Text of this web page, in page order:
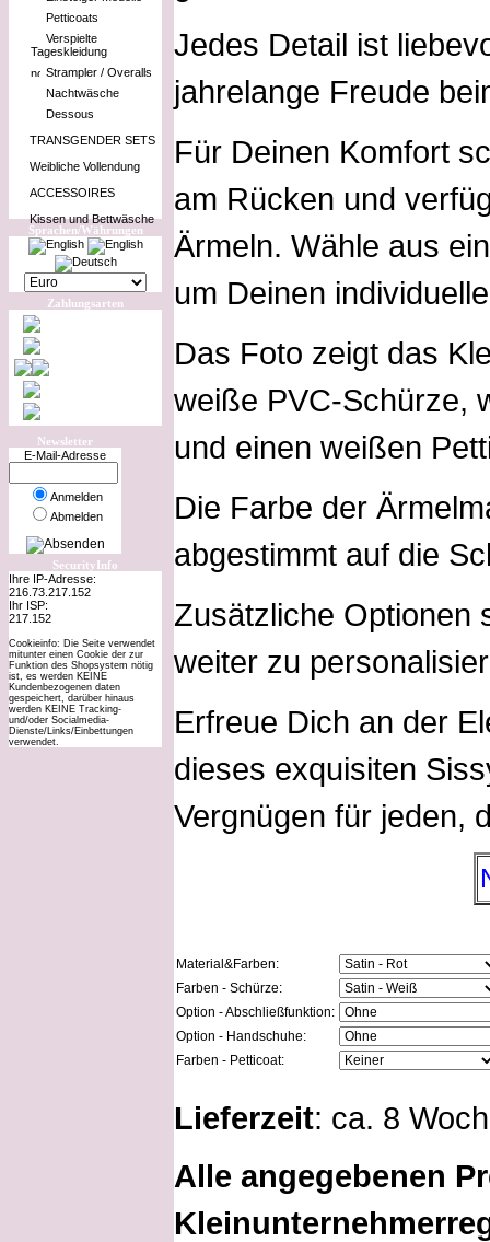
Petticoats
Verspielte
Tageskleidung
Strampler / Overalls
Nachtwäsche
Dessous
TRANSGENDER SETS
Weibliche Vollendung
ACCESSOIRES
Kissen und Bettwäsche
Sprachen/Währungen
Zahlungsarten
Newsletter
E-Mail-Adresse
Anmelden
Abmelden
SecurityInfo
Ihre IP-Adresse:
216.73.217.152
Ihr ISP:
217.152
Cookieinfo: Die Seite verwendet
mitunter einen Cookie der zur
Funktion des Shopsystem nötig
ist, es werden KEINE
Kundenbezogenen daten
gespeichert, darüber hinaus
werden KEINE Tracking-
und/oder Socialmedia-
Dienste/Links/Einbettungen
verwendet.
Jedes Detail ist
jahrelange Freude
Für Deinen Komfort
am Rücken und
Ärmeln. Wähle aus
um Deinen
Das Foto zeigt das
weiße PVC-Schürze,
und einen weißen
Die Farbe der
abgestimmt auf die
Zusätzliche Optionen
weiter zu
Erfreue Dich an der
dieses exquisiten
Vergnügen für jeden,
Material&Farben:
Farben - Schürze:
Option - Abschließfunktion:
Option - Handschuhe:
Farben - Petticoat:
Lieferzeit: ca. 8
Alle angegebenen